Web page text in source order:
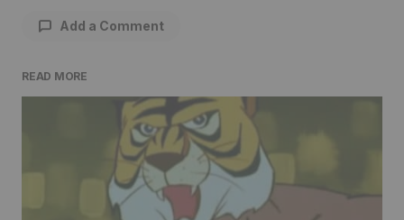
Add a Comment
Il tuo indirizzo email non sarà pubblicato. I
campi obbligatori sono contrassegnati
READ MORE